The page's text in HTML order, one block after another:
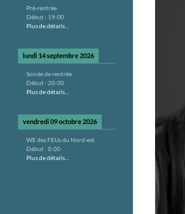
Pré-rentrée
Début : 19:00
Plus de détails...
lundi 14 septembre 2026
Soirée de rentrée
Début : 20:00
Plus de détails...
vendredi 09 octobre 2026
WE des FEUs du Nord-est
Début : 0:00
Plus de détails...